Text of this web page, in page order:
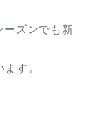
ーズンでも新
す。